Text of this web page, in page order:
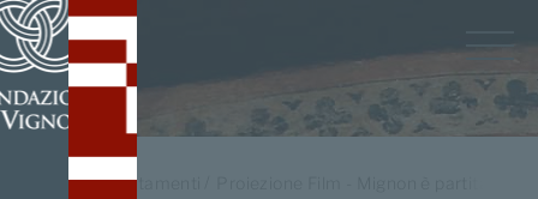
/appuntamenti